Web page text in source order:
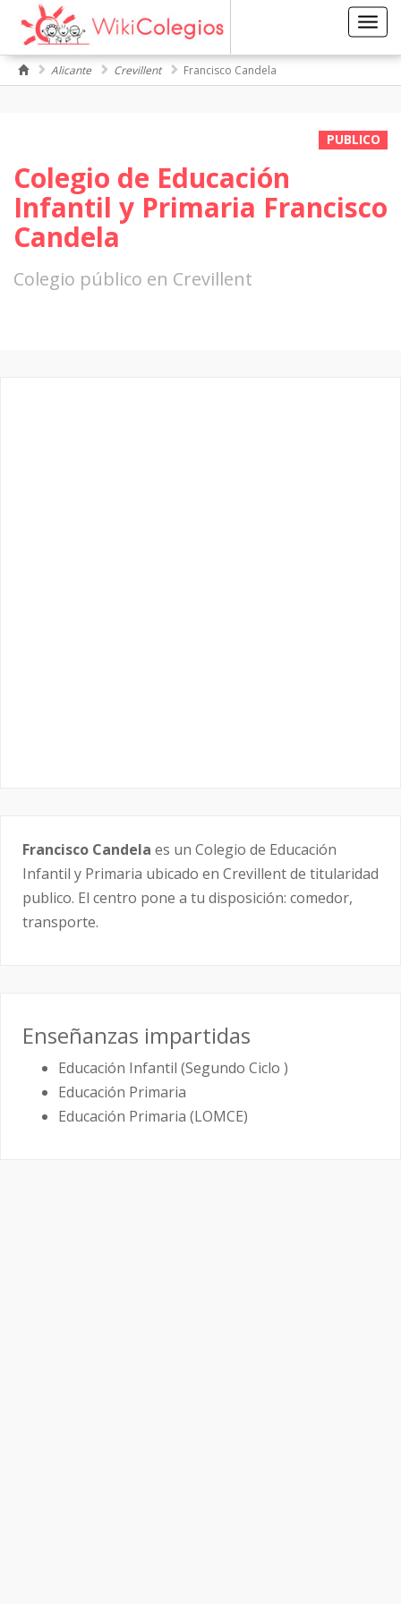
Alicante Crevillent Francisco Candela
PUBLICO
Colegio de Educación
Infantil y Primaria Francisco
Candela
Colegio público en Crevillent
Francisco Candela es un Colegio de Educación
Infantil y Primaria ubicado en Crevillent de titularidad
publico. El centro pone a tu disposición: comedor,
transporte.
Enseñanzas impartidas
Educación Infantil (Segundo Ciclo )
Educación Primaria
Educación Primaria (LOMCE)